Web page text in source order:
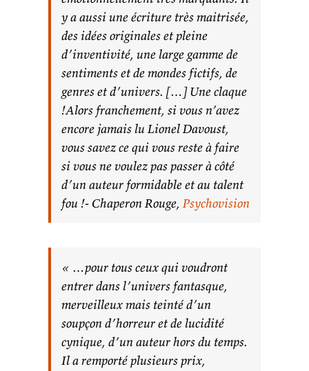
y a aussi une écriture très maitrisée,
des idées originales et pleine
d’inventivité, une large gamme de
sentiments et de mondes fictifs, de
genres et d’univers. […] Une claque
!Alors franchement, si vous n’avez
encore jamais lu Lionel Davoust,
vous savez ce qui vous reste à faire
si vous ne voulez pas passer à côté
d’un auteur formidable et au talent
fou !- Chaperon Rouge, Psychovision
« …pour tous ceux qui voudront
entrer dans l’univers fantasque,
merveilleux mais teinté d’un
soupçon d’horreur et de lucidité
cynique, d’un auteur hors du temps.
Il a remporté plusieurs prix,